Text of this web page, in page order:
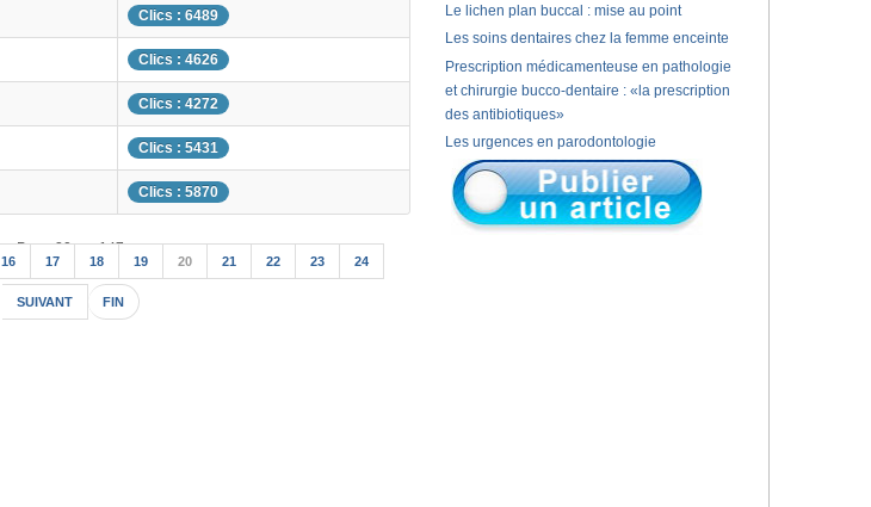
Clics : 6489
Clics : 4626
Clics : 4272
Clics : 5431
Clics : 5870
Page 20 sur 147
16 17 18 19 20 21 22 23 24
SUIVANT FIN
Le lichen plan buccal : mise au point
Les soins dentaires chez la femme enceinte
Prescription médicamenteuse en pathologie
et chirurgie bucco-dentaire : «la prescription
des antibiotiques»
Les urgences en parodontologie